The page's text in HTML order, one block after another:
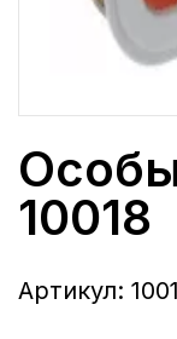
10018
Артикул: